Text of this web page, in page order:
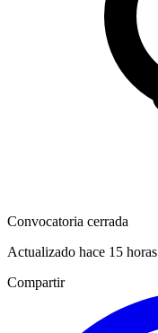
Convocatoria cerrada
Actualizado hace 15 horas
Compartir